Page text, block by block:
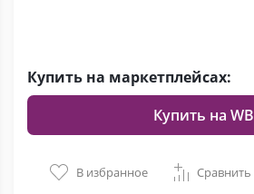
Купить на маркетплейсах:
Купить на WB
В избранное Сравнить